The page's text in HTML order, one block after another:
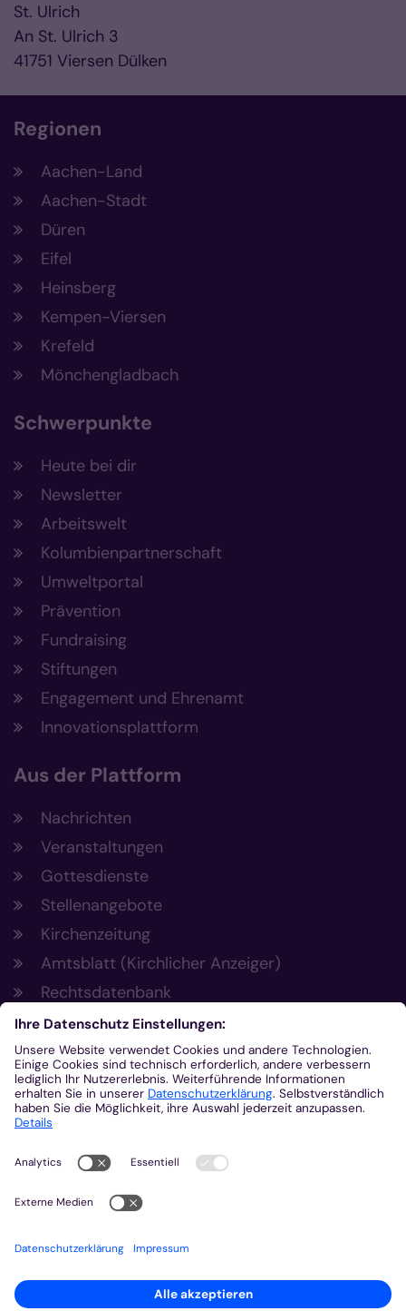
St. Ulrich
An St. Ulrich 3
41751 Viersen Dülken
Regionen
Aachen-Land
Aachen-Stadt
Düren
Eifel
Heinsberg
Kempen-Viersen
Krefeld
Mönchengladbach
Schwerpunkte
Heute bei dir
Newsletter
Arbeitswelt
Kolumbienpartnerschaft
Umweltportal
Prävention
Fundraising
Stiftungen
Engagement und Ehrenamt
Innovationsplattform
Aus der Plattform
Nachrichten
Veranstaltungen
Gottesdienste
Stellenangebote
Kirchenzeitung
Amtsblatt (Kirchlicher Anzeiger)
Rechtsdatenbank
Meldestelle gemäß Hinweisgeberschutzgesetz
Kontakt
+49 241 452-0
kommunikation@bistum-aachen.de
www.bistum-aachen.de